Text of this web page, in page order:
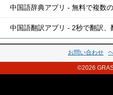
中国語辞典アプリ - 無料で複数
中国語翻訳アプリ - 2秒で翻訳
お問い合わせ
©2026